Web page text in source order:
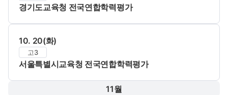
경기도교육청 전국연합학력평가
10. 20(화)
고3
서울특별시교육청 전국연합학력평가
11월